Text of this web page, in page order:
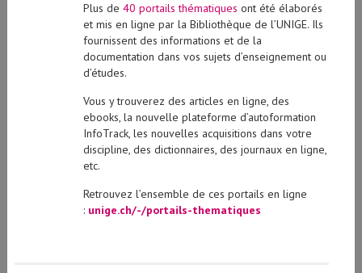
Plus de 40 portails thématiques ont été élaborés
et mis en ligne par la Bibliothèque de l’UNIGE. Ils
fournissent des informations et de la
documentation dans vos sujets d’enseignement ou
d’études.
Vous y trouverez des articles en ligne, des
ebooks, la nouvelle plateforme d’autoformation
InfoTrack, les nouvelles acquisitions dans votre
discipline, des dictionnaires, des journaux en ligne,
etc.
Retrouvez l’ensemble de ces portails en ligne
: unige.ch/-/portails-thematiques